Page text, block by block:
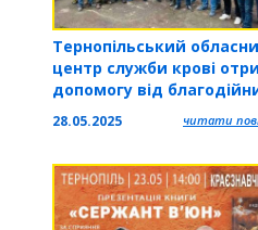
Тернопільський
центр служби крові
допомогу від
Німеччини
28.05.2025 читати